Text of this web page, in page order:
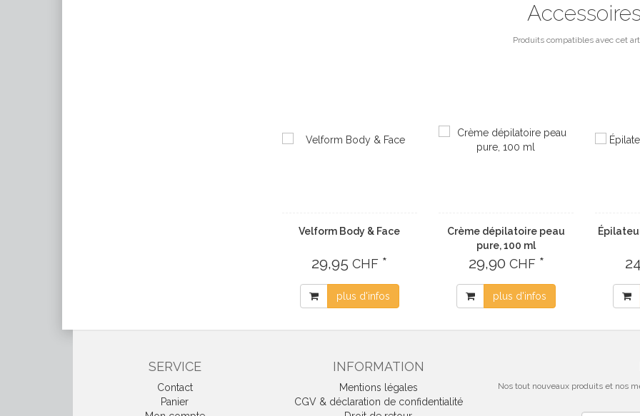
Accessoires
Produits compatibles avec cet
Velform Body & Face
29,95CHF *
plus d'infos
Crème dépilatoire peau
pure, 100 ml
29,90 CHF *
plus d'infos
SERVICE
Contact
Panier
INFORMATION
Mentions légales
CGV & déclaration de confidentialité
Nos tout nouveaux produits et nos